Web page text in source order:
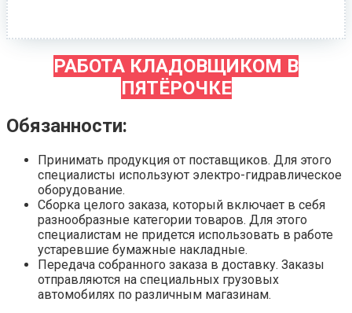
РАБОТА КЛАДОВЩИКОМ В
ПЯТЁРОЧКЕ
Обязанности:
Принимать продукция от поставщиков. Для этого
специалисты используют электро-гидравлическое
оборудование.
Сборка целого заказа, который включает в себя
разнообразные категории товаров. Для этого
специалистам не придется использовать в работе
устаревшие бумажные накладные.
Передача собранного заказа в доставку. Заказы
отправляются на специальных грузовых
автомобилях по различным магазинам.